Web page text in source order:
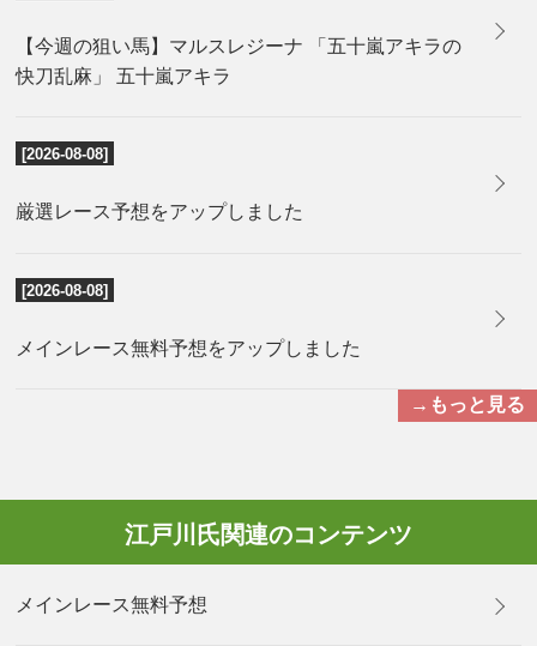
【今週の狙い馬】マルスレジーナ 「五十嵐アキラの
快刀乱麻」 五十嵐アキラ
[2026-08-08]
厳選レース予想をアップしました
[2026-08-08]
メインレース無料予想をアップしました
→もっと見る
江戸川氏関連のコンテンツ
メインレース無料予想